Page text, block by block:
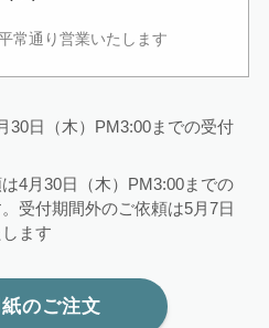
常通り営業いたします
30日（木）PM3:00までの受付
4月30日（木）PM3:00までの
受付期間外のご依頼は5月7日
ます
のご注文